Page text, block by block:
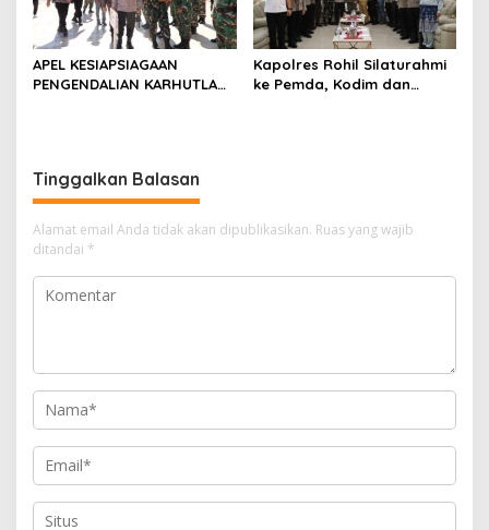
APEL KESIAPSIAGAAN
PENGENDALIAN KARHUTLA
NINO
Kapolres Rohil Silaturahmi
ke Pemda, Kodim dan
Tinggalkan Balasan
Alamat email Anda tidak akan dipublikasikan. Ruas yang wajib
ditandai *